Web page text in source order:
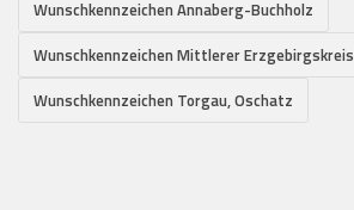
Wunschkennzeichen Annaberg-Buchholz
Wunschkennzeichen Mittlerer Erzgebirgskreis
Wunschkennzeichen Torgau, Oschatz